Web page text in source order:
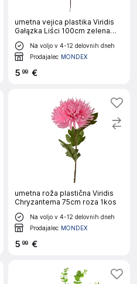
umetna vejica plastika Viridis
Gałązka Liści 100cm zelena
1kos
Na voljo v 4-12 delovnih dneh
Prodajalec MONDEX
5 99 €
umetna roža plastična Viridis
Chryzantema 75cm roza 1kos
Na voljo v 4-12 delovnih dneh
Prodajalec MONDEX
5 99 €